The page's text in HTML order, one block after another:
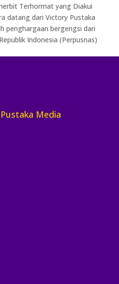
Terhormat yang Diakui
datang dari Victory Pustaka
penghargaan bergengsi dari
Indonesia (Perpusnas)
Media